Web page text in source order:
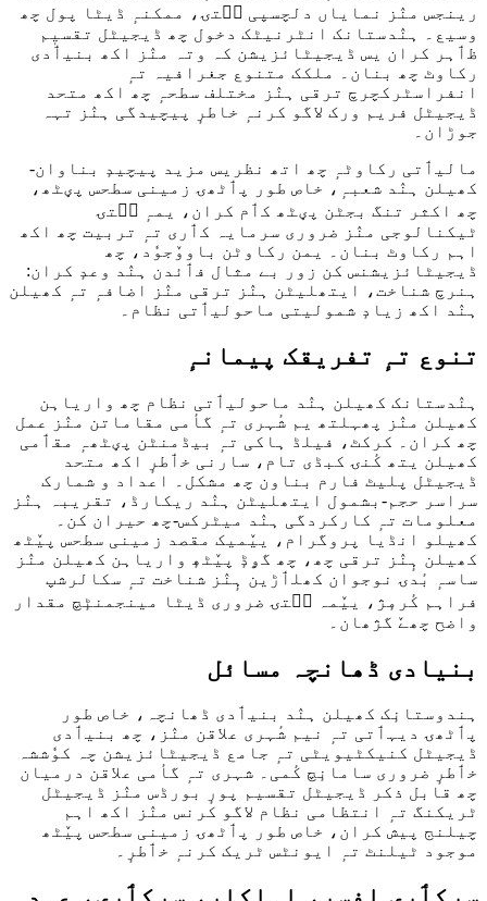
رینجس منٛز نمایاں دلچسپی سۭتۍ، ممکنہٕ ڈیٹا پول چھ
وسیع۔ ہنٛدستانک انٹرنیٹک دخول چھ ڈیجیٹل تقسیٖم
ظٲہر کران یس ڈیجیٹائزیشن کہ وتہ منٛز اکھ بنیٲدی
رکاوٹ چھ بنان۔ ملکک متنوع جغرافیہ تہٕ
انفراسٹرکچرچ ترقی ہنٛز مختلف سطحہٕ چھ اکھ متحد
ڈیجیٹل فریم ورک لاگو کرنہٕ خاطرٕ پیچیدگی ہنٛز تہہ
جوڑان۔
مالیٲتی رکاوٹہٕ چھ اتھ نظریس مزید پیچیدٕ بناوان-
کھیلن ہنٛد شعبہٕ، خاص طور پٲٹھۍ زمینی سطحس پؠٹھ،
چھ اکثر تنگ بجٹن پؠٹھ کٲم کران، یمہٕ سۭتۍ
ٹیکنالوجی منٛز ضروری سرمایہ کٲری تہٕ تربیت چھ اکھ
اہم رکاوٹ بنان۔ یمن رکاوٹن باووٚجوٗد، چھ
ڈیجیٹائزیشنس کن زور بے مثال فٲئدن ہنٛد وعدٕ کران:
ہنرچ شناخت، ایتھلیٹن ہنٛز ترقی منٛز اضافہٕ تہٕ کھیلن
ہنٛد اکھ زیادٕ شمولیتی ماحولیٲتی نظام۔
تنوع تہٕ تفریقک پیمانہٕ
ہنٛدستانک کھیلن ہنٛد ماحولیٲتی نظام چھ واریاہن
کھیلن منٛز پھہلتھ یم شٔہری تہٕ گأمی مقاماتن منٛز عمل
چھ کران۔ کرکٹ، فیلڈ ہاکی تہٕ بیڈمنٹن پؠٹھہٕ مقٲمی
کھیلن یتھ کٔنۍ کبڈی تام، سارنی خٲطرٕ اکھ متحد
ڈیجیٹل پلیٹ فارم بناون چھ مشکل۔ اعداد و شمارک
سراسر حجم-بشمول ایتھلیٹن ہنٛد ریکارڈ، تقریبہ ہنٛز
معلومات تہٕ کارکردگی ہنٛد میٹرکس-چھ حیران کن۔
کھیلو انڈیا پروگرام، ییٚمیک مقصد زمینی سطحس پیٚٹھ
کھیلن ہٕنٛز ترقی چھ، چھ گۄڈٕ پیٚٹھٕ واریاہن کھیلن منٛز
ساسہٕ بٔدۍ نوجوان کھلٲڑین ہٕنٛز شناخت تہٕ سکالرشپ
فراہم کٔرمٕژ، ییٚمہ سۭتۍ ضروری ڈیٹا مینجمنٹٕچ مقدار
واضح چھےٚ گژھان۔
بنیادی ڈھانچہ مسائل
ہندوستانٕک کھیلن ہنٛد بنیٲدی ڈھانچہ، خاص طور
پٲٹھۍ دیہٲتی تہٕ نیم شٔہری علاقن منٛز، چھ بنیٲدی
ڈیجیٹل کنیکٹیویٹی تہٕ جامع ڈیجیٹائزیشن چہ کوٗششہ
خٲطرٕ ضروری سامانٕچ کٔمی۔ شہری تہٕ گأمی علاقن درمیان
چھ قابل ذکر ڈیجیٹل تقسیم پورٕ بورڈس منٛز ڈیجیٹل
ٹریکنگ تہٕ انتظامی نظام لاگو کرنس منٛز اکھ اہم
چیلنج پیش کران، خاص طور پٲٹھۍ زمینی سطحس پیٚٹھ
موجود ٹیلنٹ تہٕ ایونٹس ٹریک کرنہٕ خٲطرٕ۔